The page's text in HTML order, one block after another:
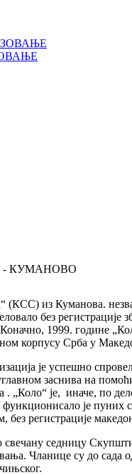
- КУМАНОВО
(КСС) из Куманова.
без регистрације
1999. године
корпусу Срба у
је успешно
заснива на
„Коло“ је, иначе, по
функционисало је
без регистрације
свечану седницу
Чланице су до сада